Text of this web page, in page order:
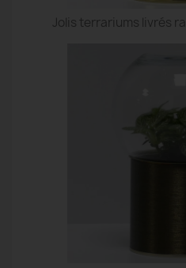
Jolis terrariums livrés